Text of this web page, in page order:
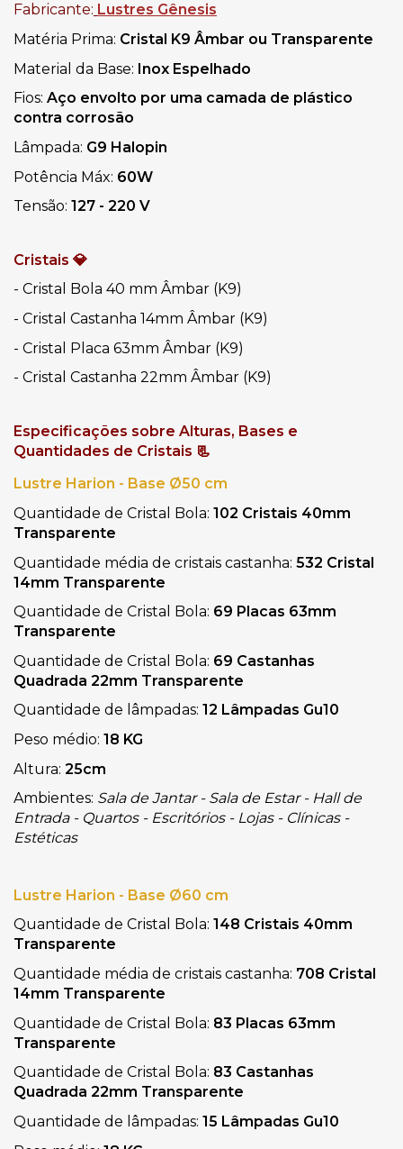
Fabricante: Lustres Gênesis
Matéria Prima: Cristal K9 Âmbar ou Transparente
Material da Base: Inox Espelhado
Fios: Aço envolto por uma camada de plástico
contra corrosão
Lâmpada: G9 Halopin
Potência Máx: 60W
Tensão: 127 - 220 V
Cristais 💎
- Cristal Bola 40 mm Âmbar (K9)
- Cristal Castanha 14mm Âmbar (K9)
- Cristal Placa 63mm Âmbar (K9)
- Cristal Castanha 22mm Âmbar (K9)
Especificações sobre Alturas, Bases e
Quantidades de Cristais 📃
Lustre Harion - Base Ø50 cm
Quantidade de Cristal Bola: 102 Cristais 40mm
Transparente
Quantidade média de cristais castanha: 532 Cristal
14mm Transparente
Quantidade de Cristal Bola: 69 Placas 63mm
Transparente
Quantidade de Cristal Bola: 69 Castanhas
Quadrada 22mm Transparente
Quantidade de lâmpadas: 12 Lâmpadas Gu10
Peso médio: 18 KG
Altura: 25cm
Ambientes: Sala de Jantar - Sala de Estar - Hall de
Entrada - Quartos - Escritórios - Lojas - Clínicas -
Estéticas
Lustre Harion - Base Ø60 cm
Quantidade de Cristal Bola: 148 Cristais 40mm
Transparente
Quantidade média de cristais castanha: 708 Cristal
14mm Transparente
Quantidade de Cristal Bola: 83 Placas 63mm
Transparente
Quantidade de Cristal Bola: 83 Castanhas
Quadrada 22mm Transparente
Quantidade de lâmpadas: 15 Lâmpadas Gu10